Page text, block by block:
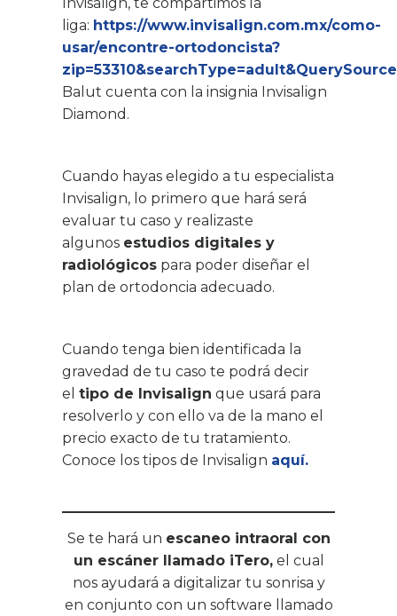
liga: https://www.invisalign.com.mx/como-
usar/encontre-ortodoncista?
Balut cuenta con la insignia Invisalign
Diamond.
Cuando hayas elegido a tu especialista
Invisalign, lo primero que hará será
evaluar tu caso y realizaste
algunos estudios digitales y
radiológicos para poder diseñar el
plan de ortodoncia adecuado.
Cuando tenga bien identificada la
gravedad de tu caso te podrá decir
el tipo de Invisalign que usará para
resolverlo y con ello va de la mano el
precio exacto de tu tratamiento.
Conoce los tipos de Invisalign aquí.
Se te hará un escaneo intraoral con
un escáner llamado iTero,el cual
nos ayudará a digitalizar tu sonrisa y
en conjunto con un software llamado